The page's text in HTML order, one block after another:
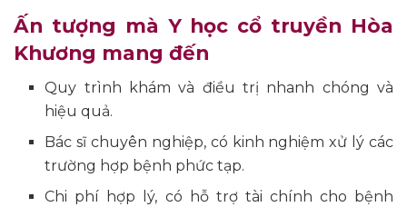
Ấn tượng mà Y học cổ truyền Hòa
Khương mang đến
Quy trình khám và điều trị nhanh chóng và
hiệu quả.
Bác sĩ chuyên nghiệp, có kinh nghiệm xử lý các
trường hợp bệnh phức tạp.
Chi phí hợp lý, có hỗ trợ tài chính cho bệnh